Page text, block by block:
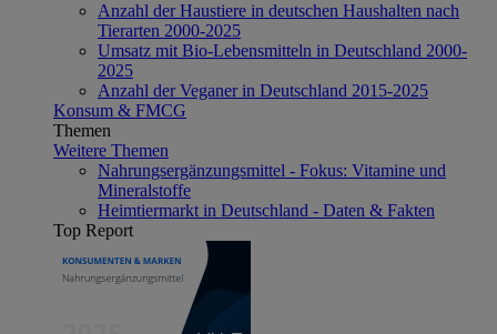
Anzahl der Haustiere in deutschen Haushalten nach
Tierarten 2000-2025
Umsatz mit Bio-Lebensmitteln in Deutschland 2000-
2025
Anzahl der Veganer in Deutschland 2015-2025
Konsum & FMCG
Themen
Weitere Themen
Nahrungsergänzungsmittel - Fokus: Vitamine und
Mineralstoffe
Heimtiermarkt in Deutschland - Daten & Fakten
Top Report